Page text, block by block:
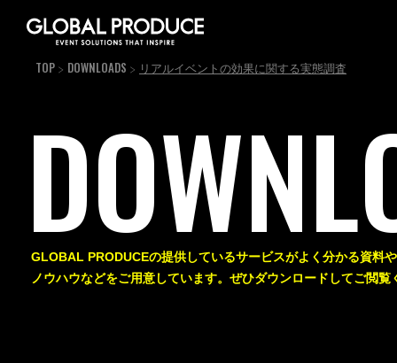
TOP DOWNLOADS リアルイベントの効果に関する実態調査
GLOBAL PRODUCEの提供しているサービスがよく分かる資料
ノウハウなどをご用意しています。ぜひダウンロードしてご閲覧